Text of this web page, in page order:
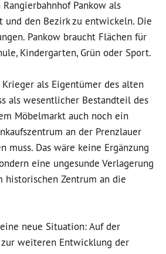
Pankow als
und den Bezirk zu entwickeln. Die
Pankow braucht Flächen für
Kindergarten, Grün oder Sport.
als Eigentümer des alten
als wesentlicher Bestandteil des
Möbelmarkt auch noch ein
an der Prenzlauer
muss. Das wäre keine Ergänzung
eine ungesunde Verlagerung
historischen Zentrum an die
neue Situation: Auf der
weiteren Entwicklung der